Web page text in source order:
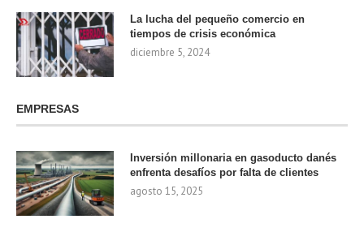
La lucha del pequeño comercio en
tiempos de crisis económica
diciembre 5, 2024
EMPRESAS
Inversión millonaria en gasoducto danés
enfrenta desafíos por falta de clientes
agosto 15, 2025